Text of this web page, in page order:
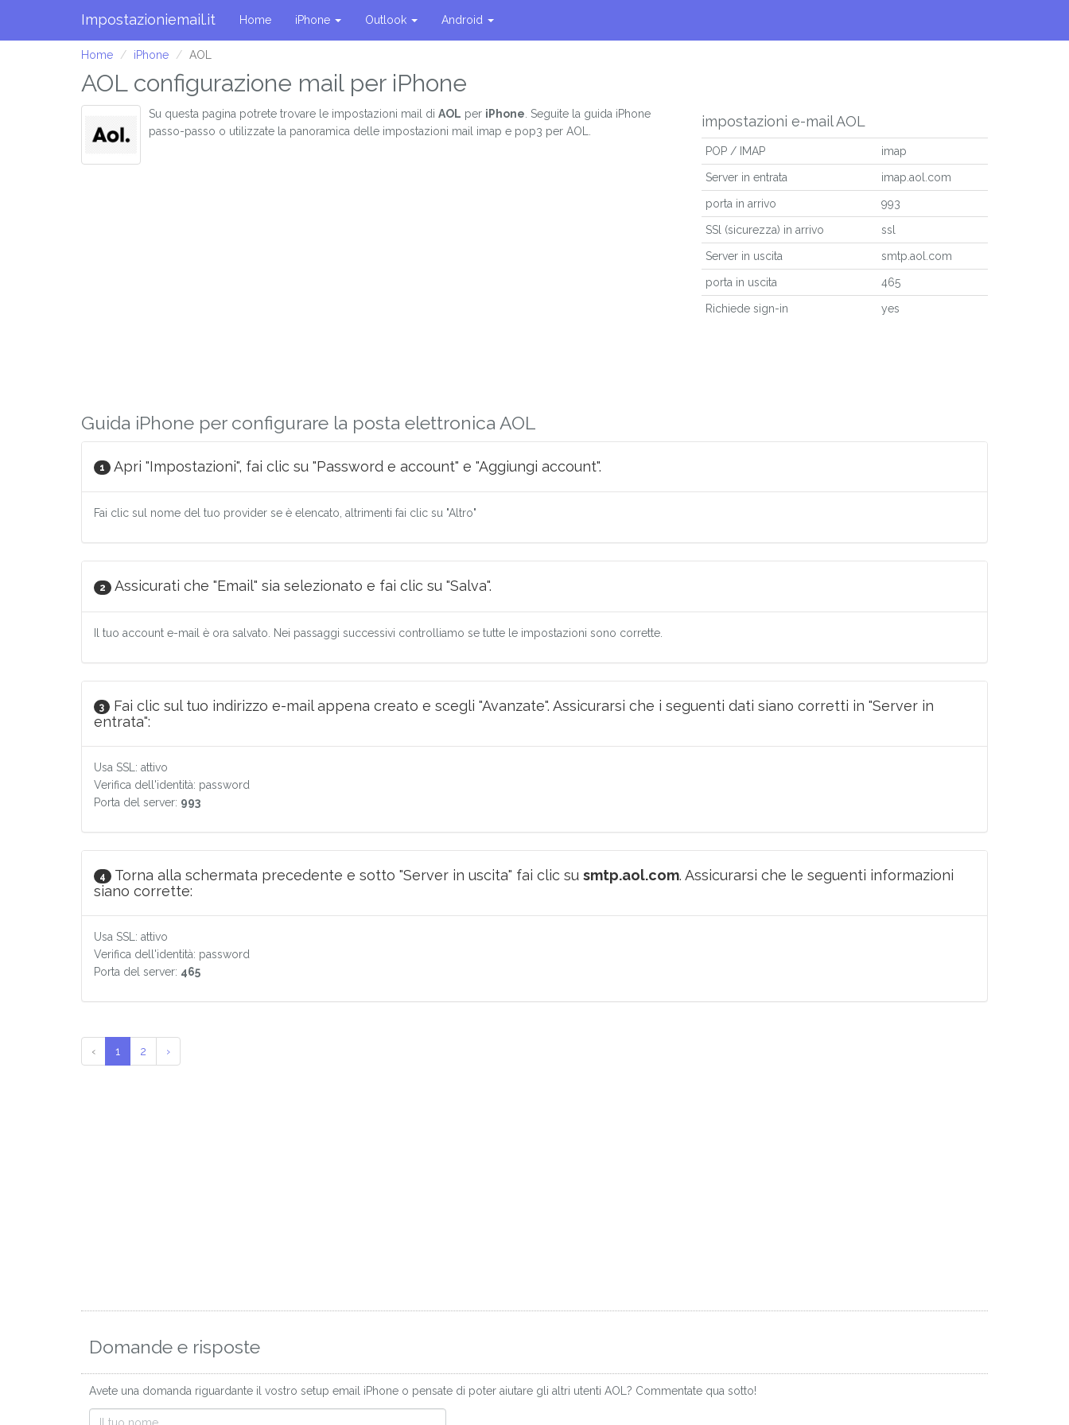
Impostazioniemail.it Home iPhone Outlook Android
Home iPhone AOL
AOL configurazione mail per iPhone
Su questa pagina potrete trovare le impostazioni mail di AOL per iPhone . Seguite la guida iPhone
passo-passo o utilizzate la panoramica delle impostazioni mail imap e pop3 per AOL.
impostazioni e-mail AOL
POP / IMAP imap
Server in entrata imap.aol.com
porta in arrivo 993
SSl (sicurezza) in arrivo ssl
Server in uscita smtp.aol.com
porta in uscita 465
Richiede sign-in yes
Guida iPhone per configurare la posta elettronica AOL
1 Apri "Impostazioni", fai clic su "Password e account" e "Aggiungi account".
Fai clic sul nome del tuo provider se è elencato, altrimenti fai clic su "Altro"
2 Assicurati che "Email" sia selezionato e fai clic su "Salva".
Il tuo account e-mail è ora salvato. Nei passaggi successivi controlliamo se tutte le impostazioni sono corrette.
3
Fai clic sul tuo indirizzo e-mail appena creato e scegli "Avanzate". Assicurarsi che i seguenti dati siano corretti in "Server in
entrata":
Usa SSL: attivo
Verifica dell'identità: password
Porta del server: 993
4 Torna alla schermata precedente e sotto "Server in uscita" fai clic su smtp.aol.com. Assicurarsi che le seguenti informazioni
siano corrette:
Usa SSL: attivo
Verifica dell'identità: password
Porta del server: 465
‹ 1 2 ›
Domande e risposte
Avete una domanda riguardante il vostro setup email iPhone o pensate di poter aiutare gli altri utenti AOL? Commentate qua sotto!